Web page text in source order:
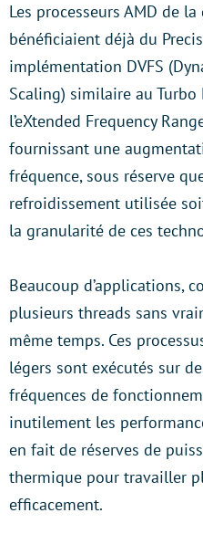
Les processeurs AMD de
bénéficiaient déjà du
implémentation DVFS
Scaling) similaire au Turbo
l’eXtended Frequency
fournissant une
fréquence, sous réserve
refroidissement utilisée
la granularité de ces
Beaucoup d’applications,
plusieurs threads sans
même temps. Ces
légers sont exécutés sur
fréquences de
inutilement les
en fait de réserves de
thermique pour travailler
efficacement.